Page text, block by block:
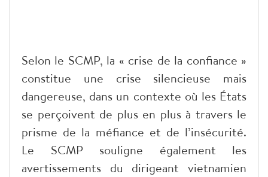
Selon le SCMP, la « crise de la confiance »
constitue une crise silencieuse mais
dangereuse, dans un contexte où les États
se perçoivent de plus en plus à travers le
prisme de la méfiance et de l’insécurité.
Le SCMP souligne également les
avertissements du dirigeant vietnamien